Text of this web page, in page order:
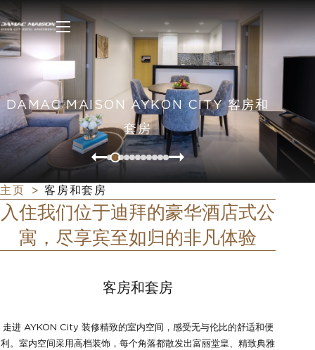
DAMAC MAISON AYKON CITY 客房和
套房
主页 客房和套房
入住我们位于迪拜的豪华酒店式公
寓，尽享宾至如归的非凡体验
客房和套房
走进 AYKON City 装修精致的室内空间，感受无与伦比的舒适和便
利。室内空间采用高档装饰，每个角落都散发出富丽堂皇、精致典雅